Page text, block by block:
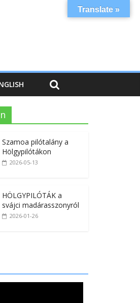
Szamoa pilótalány a
Hölgypilótákon
2026-05-13
HÖLGYPILÓTÁK a
svájci madárasszonyról
2026-01-26
Translate »